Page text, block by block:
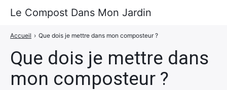
Que dois je mettre dans
mon composteur ?
Accueil › Que dois je mettre dans mon composteur ?
Le Compost Dans Mon Jardin
Le Compost
A Propos
Portfolio